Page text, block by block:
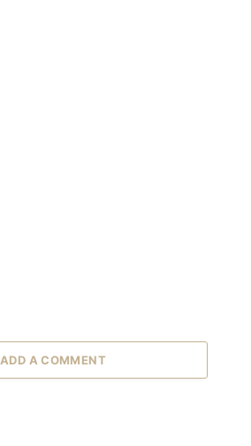
ADD A COMMENT